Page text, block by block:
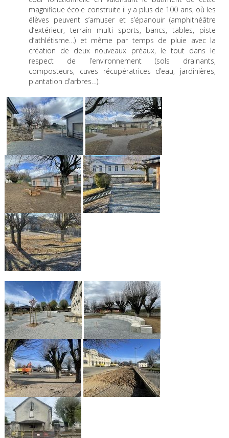
magnifique école construite il y a plus de 100 ans, où les
élèves peuvent s’amuser et s’épanouir (amphithéâtre
d’extérieur, terrain multi sports, bancs, tables, piste
d’athlétisme…) et même par temps de pluie avec la
création de deux nouveaux préaux, le tout dans le
respect de l’environnement (sols drainants,
composteurs, cuves récupératrices d’eau, jardinières,
plantation d’arbres…).